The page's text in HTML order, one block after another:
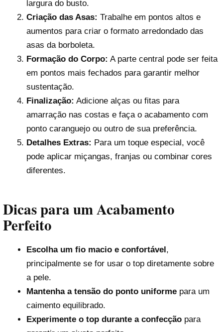
largura do busto.
Criação das Asas: Trabalhe em pontos altos e
aumentos para criar o formato arredondado das
asas da borboleta.
Formação do Corpo: A parte central pode ser feita
em pontos mais fechados para garantir melhor
sustentação.
Finalização: Adicione alças ou fitas para
amarração nas costas e faça o acabamento com
ponto caranguejo ou outro de sua preferência.
Detalhes Extras: Para um toque especial, você
pode aplicar miçangas, franjas ou combinar cores
diferentes.
Dicas para um Acabamento
Perfeito
Escolha um fio macio e confortável,
principalmente se for usar o top diretamente sobre
a pele.
Mantenha a tensão do ponto uniformepara um
caimento equilibrado.
Experimente o top durante a confecçãopara